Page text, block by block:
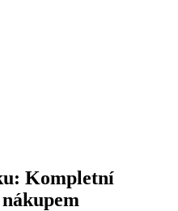
Kompletní